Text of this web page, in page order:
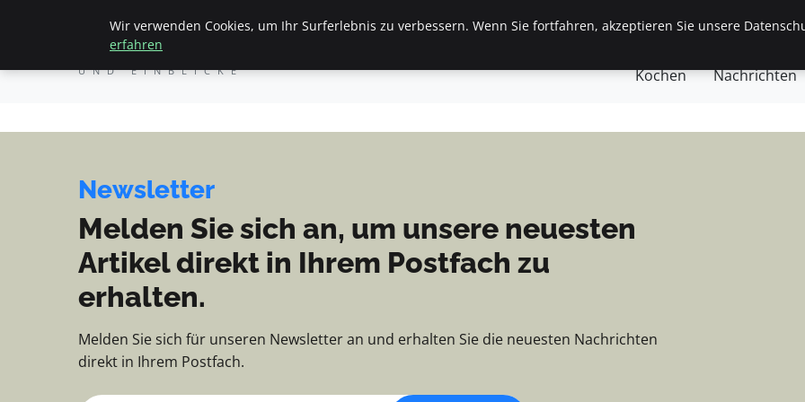
Apemania Shop - Nachrichten, Tipps und
Apemania Shop
NACHRICHTEN, TIPPS
UND EINBLICKE
Startseite Allgemein Finanzen & Immobilien Frauen /
Kochen Nachrichten
Newsletter
Melden Sie sich an, um unsere neuesten
Artikel direkt in Ihrem Postfach zu
erhalten.
Melden Sie sich für unseren Newsletter an und erhalten Sie die neuesten Nachrichten
direkt in Ihrem Postfach.
Wir verwenden Cookies, um Ihr Surferlebnis zu verbessern. Wenn Sie fortfahren, akzeptieren Sie unsere
erfahren